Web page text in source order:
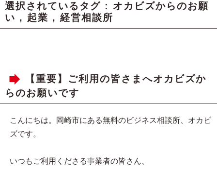
選択されているタグ : オカビズからのお願
い , 起業 , 経営相談所
【重要】ご利用の皆さまへオカビズか
らのお願いです
こんにちは。岡崎市にある無料のビジネス相談所、オカビ
ズです。
いつもご利用くださる事業者の皆さん、